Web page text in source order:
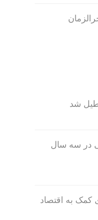
شد
در سه سال
کمک به اقتصاد